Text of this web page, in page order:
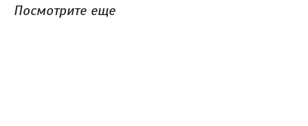
Посмотрите еще